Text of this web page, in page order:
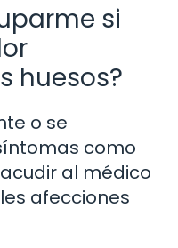
si
huesos?
o se
como
al médico
afecciones